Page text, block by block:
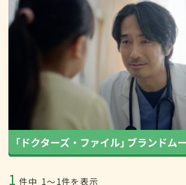
1 件中 1〜1件を表示